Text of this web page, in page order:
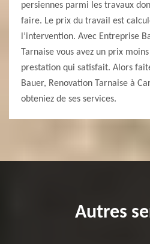
persiennes parmi les travaux
faire. Le prix du travail est
l’intervention. Avec Entreprise
Tarnaise vous avez un prix
prestation qui satisfait. Alors
Bauer, Renovation Tarnaise à
obteniez de ses services.
Autres